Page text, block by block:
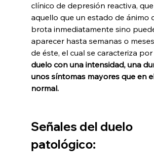
clínico de depresión reactiva,
aquello que un estado de ánimo
brota inmediatamente sino
aparecer hasta semanas o
de éste, el cual se caracteriza
duelo con una intensidad, una
unos síntomas mayores que en
normal.
Señales del duelo
patológico: